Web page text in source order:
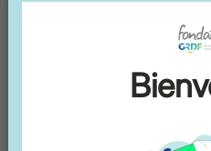
Newsletter